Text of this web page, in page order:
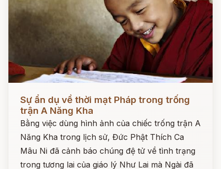
Đọc ngay
Sự ẩn dụ về thời mạt Pháp trong trống
trận A Năng Kha
Bằng việc dùng hình ảnh của chiếc trống trận A
Năng Kha trong lịch sử, Đức Phật Thích Ca
Mâu Ni đã cảnh báo chúng đệ tử về tình trạng
trong tương lai của giáo lý Như Lai mà Ngài đã